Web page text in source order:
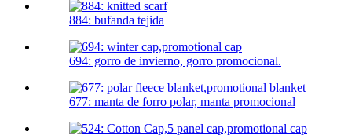
884: bufanda tejida
694: gorro de invierno, gorro promocional.
677: manta de forro polar, manta promocional